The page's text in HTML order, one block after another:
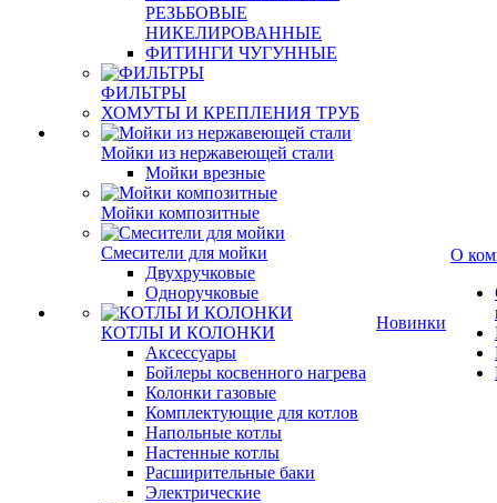
РЕЗЬБОВЫЕ
НИКЕЛИРОВАННЫЕ
ФИТИНГИ ЧУГУННЫЕ
ФИЛЬТРЫ
ХОМУТЫ И КРЕПЛЕНИЯ ТРУБ
Мойки из нержавеющей стали
Мойки врезные
Мойки композитные
Смесители для мойки
Двухручковые
Одноручковые
КОТЛЫ И КОЛОНКИ
Аксессуары
Бойлеры косвенного нагрева
Колонки газовые
Комплектующие для котлов
Напольные котлы
Настенные котлы
Расширительные баки
Электрические
Новинки
О